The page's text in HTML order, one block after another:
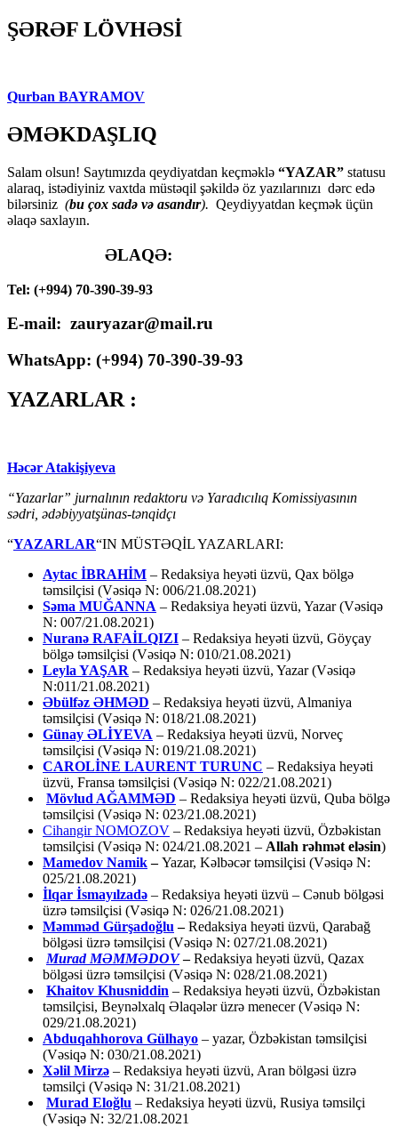
ŞƏRƏF LÖVHƏSİ
Qurban BAYRAMOV
ƏMƏKDAŞLIQ
Salam olsun! Saytımızda qeydiyatdan keçməklə “YAZAR” statusu
alaraq, istədiyiniz vaxtda müstəqil şəkildə öz yazılarınızı dərc edə
bilərsiniz (bu çox sadə və asandır). Qeydiyyatdan keçmək üçün
əlaqə saxlayın.
ƏLAQƏ:
Tel: (+994) 70-390-39-93
E-mail: zauryazar@mail.ru
WhatsApp: (+994) 70-390-39-93
YAZARLAR :
Həcər Atakişiyeva
“Yazarlar” jurnalının redaktoru və Yaradıcılıq Komissiyasının
sədri, ədəbiyyatşünas-tənqidçı
“YAZARLAR“IN MÜSTƏQİL YAZARLARI:
Aytac İBRAHİM – Redaksiya heyəti üzvü, Qax bölgə
təmsilçisi (Vəsiqə N: 006/21.08.2021)
Səma MUĞANNA – Redaksiya heyəti üzvü, Yazar (Vəsiqə
N: 007/21.08.2021)
Nuranə RAFAİLQIZI – Redaksiya heyəti üzvü, Göyçay
bölgə təmsilçisi (Vəsiqə N: 010/21.08.2021)
Leyla YAŞAR – Redaksiya heyəti üzvü, Yazar (Vəsiqə
N:011/21.08.2021)
Əbülfəz ƏHMƏD – Redaksiya heyəti üzvü, Almaniya
təmsilçisi (Vəsiqə N: 018/21.08.2021)
Günay ƏLİYEVA – Redaksiya heyəti üzvü, Norveç
təmsilçisi (Vəsiqə N: 019/21.08.2021)
CAROLİNE LAURENT TURUNC – Redaksiya heyəti
üzvü, Fransa təmsilçisi (Vəsiqə N: 022/21.08.2021)
Mövlud AĞAMMƏD – Redaksiya heyəti üzvü, Quba bölgə
təmsilçisi (Vəsiqə N: 023/21.08.2021)
Cihangir NOMOZOV – Redaksiya heyəti üzvü, Özbəkistan
təmsilçisi (Vəsiqə N: 024/21.08.2021 – Allah rəhmət eləsin)
Mamedov Namik–Yazar, Kəlbəcər təmsilçisi (Vəsiqə N:
025/21.08.2021)
İlqar İsmayılzadə – Redaksiya heyəti üzvü – Cənub bölgəsi
üzrə təmsilçisi (Vəsiqə N: 026/21.08.2021)
Məmməd Gürşadoğlu –Redaksiya heyəti üzvü, Qarabağ
bölgəsi üzrə təmsilçisi (Vəsiqə N: 027/21.08.2021)
Murad MƏMMƏDOV –Redaksiya heyəti üzvü, Qazax
bölgəsi üzrə təmsilçisi (Vəsiqə N: 028/21.08.2021)
Khaitov Khusniddin – Redaksiya heyəti üzvü, Özbəkistan
təmsilçisi, Beynəlxalq Əlaqələr üzrə menecer (Vəsiqə N:
029/21.08.2021)
Abduqahhorova Gülhayo – yazar, Özbəkistan təmsilçisi
(Vəsiqə N: 030/21.08.2021)
Xəlil Mirzə – Redaksiya heyəti üzvü, Aran bölgəsi üzrə
təmsilçi (Vəsiqə N: 31/21.08.2021)
Murad Eloğlu – Redaksiya heyəti üzvü, Rusiya təmsilçi
(Vəsiqə N: 32/21.08.2021